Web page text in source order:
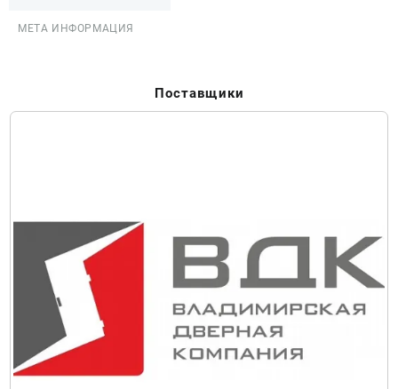
МЕТА ИНФОРМАЦИЯ
Поставщики